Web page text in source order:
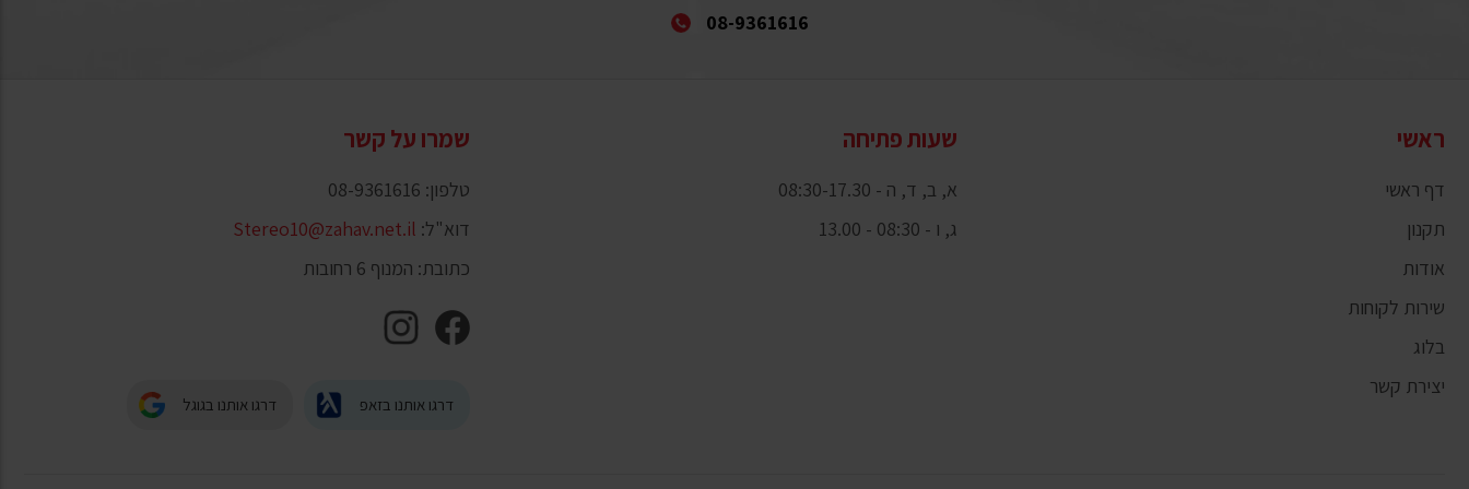
08-9361616
ראשי
דף ראשי
תקנון
אודות
שירות לקוחות
בלוג
יצירת קשר
שעות פתיחה
א, ב, ד, ה - 08:30-17.30
ג, ו - 08:30 - 13.00
שמרו על קשר
טלפון: 08-9361616
דוא"ל: Stereo10@zahav.net.il
כתובת: המנוף 6 רחובות
דרגו אותנו בזאפ דרגו אותנו בגוגל